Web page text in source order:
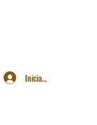
Iniciar sesión